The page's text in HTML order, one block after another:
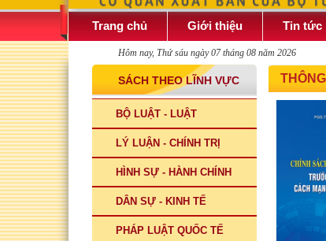
Trang chủ Giới thiệu Tin tức
Hôm nay, Thứ sáu ngày 07 tháng 08 năm 2026
SÁCH THEO LĨNH VỰC
BỘ LUẬT - LUẬT
LÝ LUẬN - CHÍNH TRỊ
HÌNH SỰ - HÀNH CHÍNH
DÂN SỰ - KINH TẾ
PHÁP LUẬT QUỐC TẾ